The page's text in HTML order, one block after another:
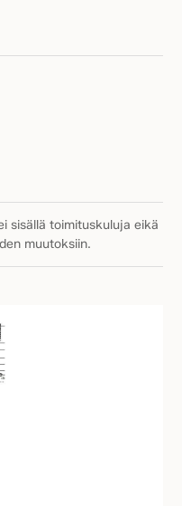
sisällä toimituskuluja eikä
muutoksiin.